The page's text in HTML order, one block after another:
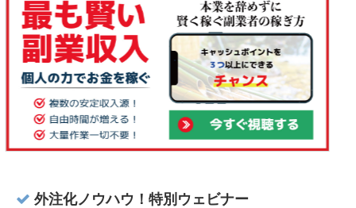
外注化ノウハウ！特別ウェビナー